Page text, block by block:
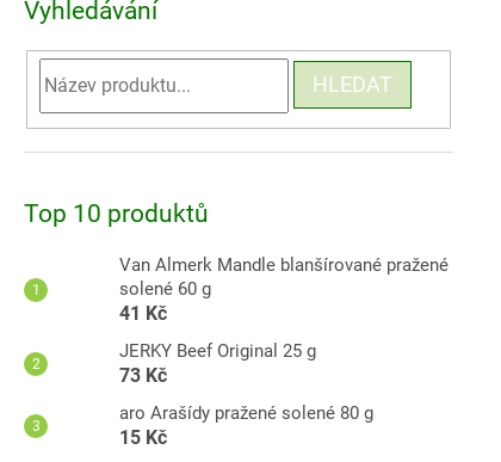
Vyhledávání
HLEDAT
Top 10 produktů
Van Almerk Mandle blanšírované pražené
solené 60 g
41 Kč
JERKY Beef Original 25 g
73 Kč
aro Arašídy pražené solené 80 g
15 Kč